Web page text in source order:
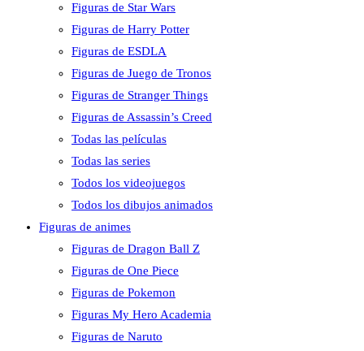
Figuras de Star Wars
Figuras de Harry Potter
Figuras de ESDLA
Figuras de Juego de Tronos
Figuras de Stranger Things
Figuras de Assassin’s Creed
Todas las películas
Todas las series
Todos los videojuegos
Todos los dibujos animados
Figuras de animes
Figuras de Dragon Ball Z
Figuras de One Piece
Figuras de Pokemon
Figuras My Hero Academia
Figuras de Naruto